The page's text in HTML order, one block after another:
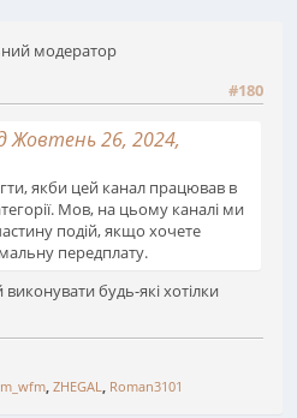
модератор
#180
Жовтень 26, 2024,
якби цей канал працював в
Мов, на цьому каналі ми
подій, якщо хочете
передплату.
будь-які хотілки
ZHEGAL Roman3101